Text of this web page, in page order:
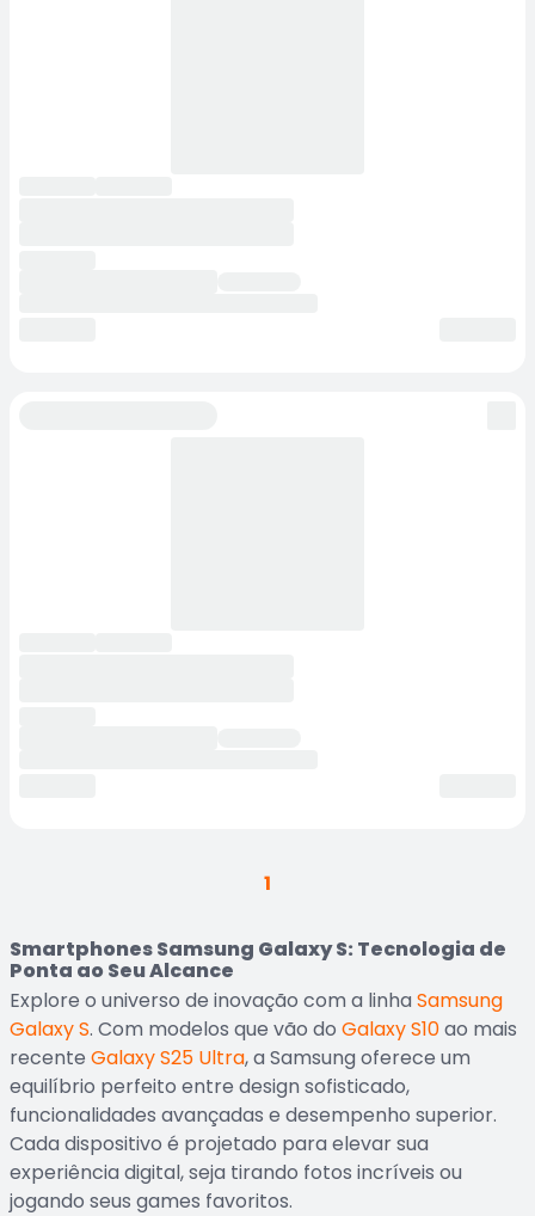
1
Smartphones Samsung Galaxy S: Tecnologia de
Ponta ao Seu Alcance
Explore o universo de inovação com a linha Samsung
Galaxy S. Com modelos que vão do Galaxy S10ao mais
recente Galaxy S25 Ultra, a Samsung oferece um
equilíbrio perfeito entre design sofisticado,
funcionalidades avançadas e desempenho superior.
Cada dispositivo é projetado para elevar sua
experiência digital, seja tirando fotos incríveis ou
jogando seus games favoritos.